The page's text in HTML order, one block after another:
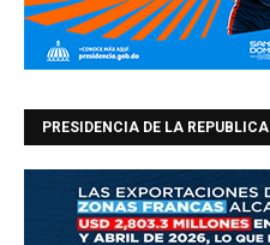
PRESIDENCIA DE LA REPUBLICA